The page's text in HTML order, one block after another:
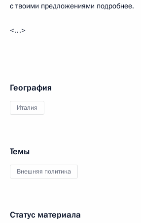
с твоими предложениями подробнее.
<…>
География
Италия
Темы
Внешняя политика
Статус материала